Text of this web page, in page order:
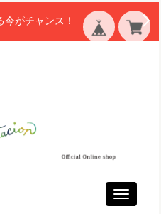
今がチャンス！
Toggle